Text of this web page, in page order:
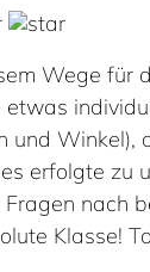
Wege für
etwas
und
erfolgte zu
nach
Klasse!